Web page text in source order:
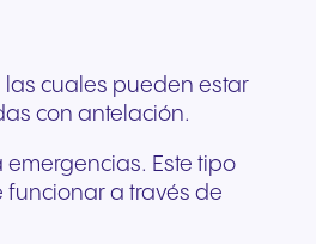
las cuales pueden estar
con antelación.
Este tipo
a través de